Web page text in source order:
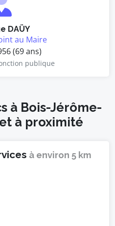
DAÜY
au Maire
(69 ans)
publique
à Bois-Jérôme-
à proximité
à environ 5 km